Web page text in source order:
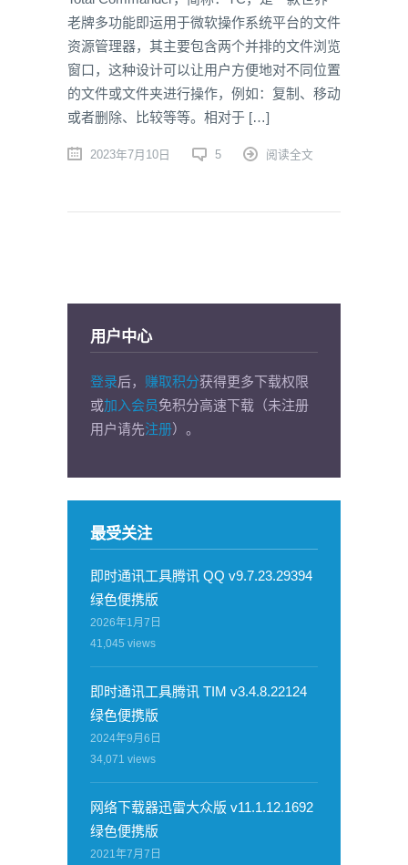
老牌多功能即运用于微软操作系统平台的文件
资源管理器，其主要包含两个并排的文件浏览
窗口，这种设计可以让用户方便地对不同位置
的文件或文件夹进行操作，例如：复制、移动
或者删除、比较等等。相对于 […]
2023年7月10日 5 阅读全文
用户中心
登录后， 赚取积分获得更多下载权限
或加入会员免积分高速下载（未注册
用户请先注册）。
最受关注
即时通讯工具腾讯 QQ v9.7.23.29394
绿色便携版
2026年1月7日
41,045 views
即时通讯工具腾讯 TIM v3.4.8.22124
绿色便携版
2024年9月6日
34,071 views
网络下载器迅雷大众版 v11.1.12.1692
绿色便携版
2021年7月7日